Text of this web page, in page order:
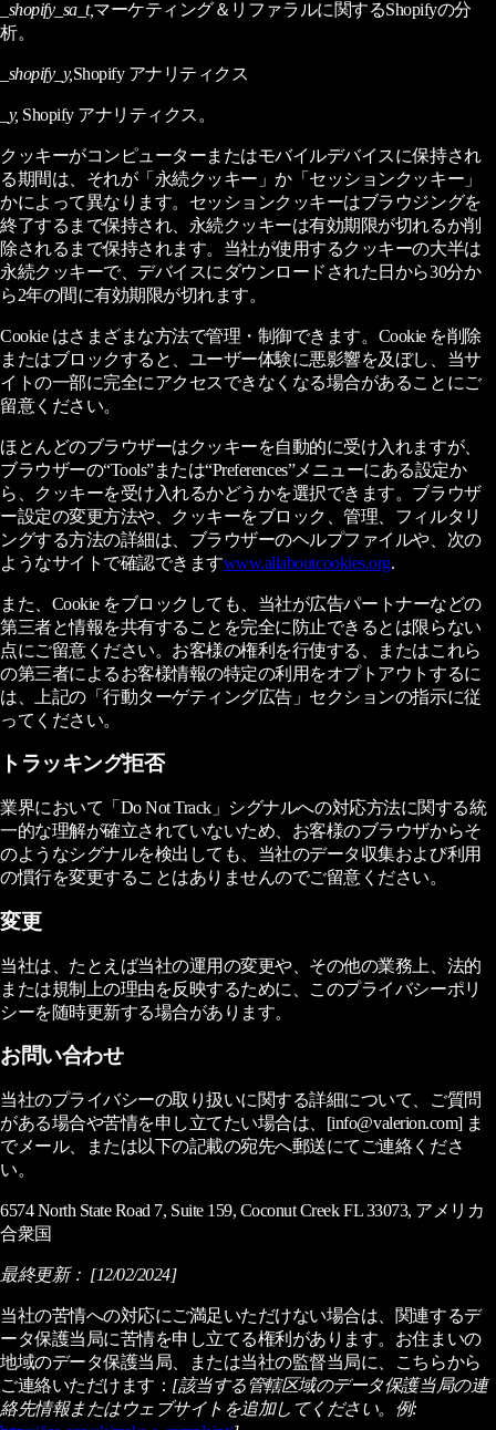
_shopify_sa_t,マーケティング＆リファラルに関するShopifyの分
析。
_shopify_y,Shopify アナリティクス
_y, Shopify アナリティクス。
クッキーがコンピューターまたはモバイルデバイスに保持され
る期間は、それが「永続クッキー」か「セッションクッキー」
かによって異なります。セッションクッキーはブラウジングを
終了するまで保持され、永続クッキーは有効期限が切れるか削
除されるまで保持されます。当社が使用するクッキーの大半は
永続クッキーで、デバイスにダウンロードされた日から30分か
ら2年の間に有効期限が切れます。
Cookie はさまざまな方法で管理・制御できます。Cookie を削除
またはブロックすると、ユーザー体験に悪影響を及ぼし、当サ
イトの一部に完全にアクセスできなくなる場合があることにご
留意ください。
ほとんどのブラウザーはクッキーを自動的に受け入れますが、
ブラウザーの“Tools”または“Preferences”メニューにある設定か
ら、クッキーを受け入れるかどうかを選択できます。ブラウザ
ー設定の変更方法や、クッキーをブロック、管理、フィルタリ
ングする方法の詳細は、ブラウザーのヘルプファイルや、次の
ようなサイトで確認できますwww.allaboutcookies.org.
また、Cookie をブロックしても、当社が広告パートナーなどの
第三者と情報を共有することを完全に防止できるとは限らない
点にご留意ください。お客様の権利を行使する、またはこれら
の第三者によるお客様情報の特定の利用をオプトアウトするに
は、上記の「行動ターゲティング広告」セクションの指示に従
ってください。
トラッキング拒否
業界において「Do Not Track」シグナルへの対応方法に関する統
一的な理解が確立されていないため、お客様のブラウザからそ
のようなシグナルを検出しても、当社のデータ収集および利用
の慣行を変更することはありませんのでご留意ください。
変更
当社は、たとえば当社の運用の変更や、その他の業務上、法的
または規制上の理由を反映するために、このプライバシーポリ
シーを随時更新する場合があります。
お問い合わせ
当社のプライバシーの取り扱いに関する詳細について、ご質問
がある場合や苦情を申し立てたい場合は、[info@valerion.com] ま
でメール、または以下の記載の宛先へ郵送にてご連絡くださ
い。
6574 North State Road 7, Suite 159, Coconut Creek FL 33073, アメリカ
合衆国
最終更新： [12/02/2024]
当社の苦情への対応にご満足いただけない場合は、関連するデ
ータ保護当局に苦情を申し立てる権利があります。お住まいの
地域のデータ保護当局、または当社の監督当局に、こちらから
ご連絡いただけます： [該当する管轄区域のデータ保護当局の連
絡先情報またはウェブサイトを追加してください。例: